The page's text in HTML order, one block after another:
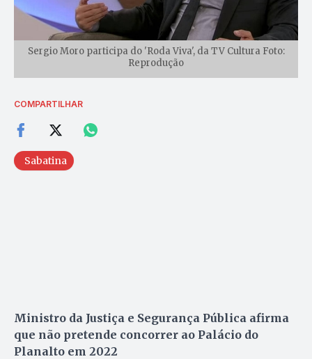
Sergio Moro participa do 'Roda Viva', da TV Cultura Foto:
Reprodução
COMPARTILHAR
Sabatina
Ministro da Justiça e Segurança Pública afirma
que não pretende concorrer ao Palácio do
Planalto em 2022